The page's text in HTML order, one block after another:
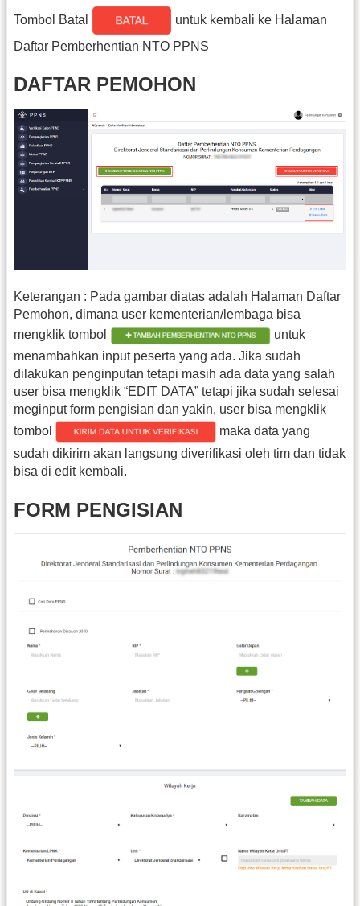
Tombol Batal
untuk kembali ke Halaman
Daftar Pemberhentian NTO PPNS
DAFTAR PEMOHON
Keterangan : Pada gambar diatas adalah Halaman Daftar
Pemohon, dimana user kementerian/lembaga bisa
mengklik tombol
untuk
menambahkan input peserta yang ada. Jika sudah
dilakukan penginputan tetapi masih ada data yang salah
user bisa mengklik “EDIT DATA” tetapi jika sudah selesai
meginput form pengisian dan yakin, user bisa mengklik
tombol
maka data yang
sudah dikirim akan langsung diverifikasi oleh tim dan tidak
bisa di edit kembali.
FORM PENGISIAN